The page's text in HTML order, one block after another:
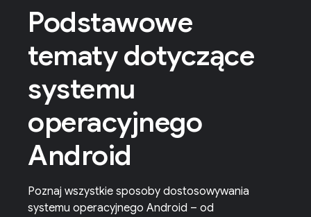
Podstawowe
tematy dotyczące
systemu
operacyjnego
Android
Poznaj wszystkie sposoby dostosowywania
systemu operacyjnego Android – od